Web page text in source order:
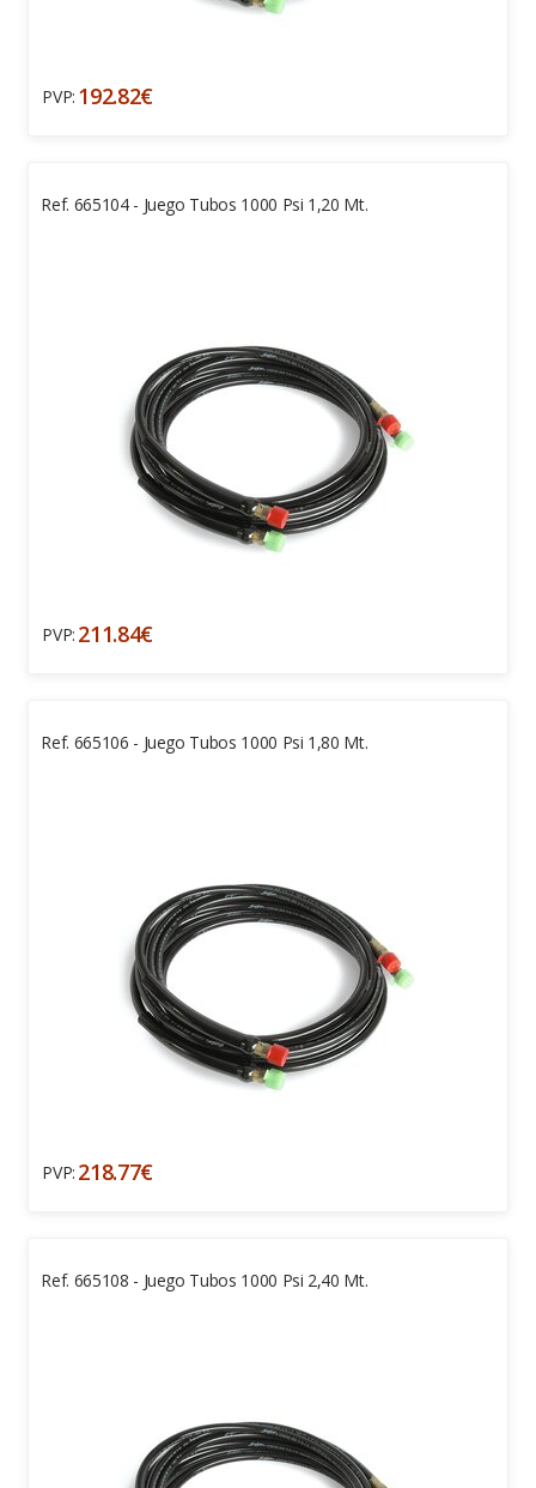
PVP: 192.82€
Ref. 665104 - Juego Tubos 1000 Psi 1,20 Mt.
PVP: 211.84€
Ref. 665106 - Juego Tubos 1000 Psi 1,80 Mt.
PVP: 218.77€
Ref. 665108 - Juego Tubos 1000 Psi 2,40 Mt.